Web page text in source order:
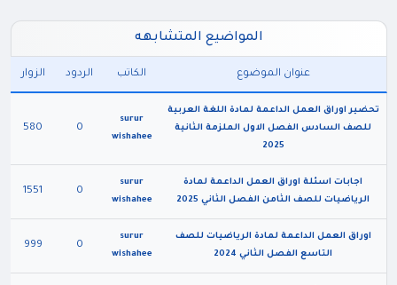
المواضيع المتشابهه
عنوان الموضوع الكاتب الردود الزوار
تحضير اوراق العمل الداعمة لمادة اللغة العربية
للصف السادس الفصل الاول الملزمة الثانية
2025
surur
wishahee
0
580
اجابات اسئلة اوراق العمل الداعمة لمادة
الرياضيات للصف الثامن الفصل الثاني 2025
surur
wishahee
0
1551
اوراق العمل الداعمة لمادة الرياضيات للصف
التاسع الفصل الثاني 2024
surur
wishahee
0
999